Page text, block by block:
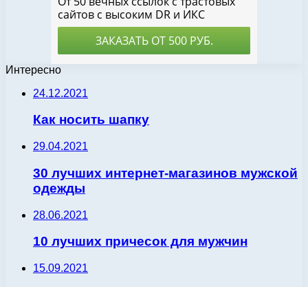
Интересно
24.12.2021
Как носить шапку
29.04.2021
30 лучших интернет-магазинов мужской
одежды
28.06.2021
10 лучших причесок для мужчин
15.09.2021